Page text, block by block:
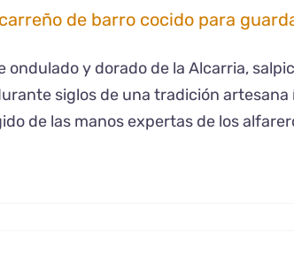
de barro cocido para
ondulado y dorado de la Alcarria,
siglos de una tradición
de las manos expertas de los